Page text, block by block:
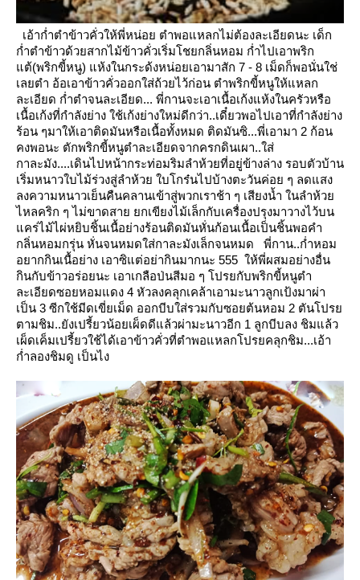
เอ้าก่ำตำข้าวคั่วให้พี่หน่อย ตำพอแหลกไม่ต้องละเอียดนะ เด็ก
ก่ำตำข้าวด้วยสากไม้ข้าวคั่วเริ่มโชยกลิ่นหอม ก่ำไปเอาพริก
ต้(พริกขี้หนู) แห้งในกระด้งหน่อยเอามาสัก 7 - 8 เม็ดก็พอนั่นใช่
เลยตำ อ้อเอาข้าวคั่วออกใส่ถ้วยไว้ก่อน ตำพริกขี้หนูให้แหลก
ละเอียด ก่ำตำจนละเอียด... พี่กานจะเอาเนื้อเก้งแห้งในครัวหรือ
เนื้อเก้งที่กำลังย่าง ช้เก้งย่างใหม่ดีกว่า..เดี๋ยวพอไปเอาที่กำลังย่าง
ร้อน ๆมาให้เอาติดมันหรือเนื้อทั้งหมด ติดมันซิ...พี่เอามา 2 ก้อน
คงพอนะ ตักพริกขี้หนูตำละเอียดจากครกดินเผา..ใส่
กาละมัง....เดินไปหน้ากระท่อมริมลำห้วยที่อยู่ข้างล่าง รอบตัวบ้าน
เริ่มหนาวใบไม้ร่วงสู่ลำห้วย ใบโกร๋นไปบ้างตะวันค่อย ๆ ลดแสง
ลงความหนาวเย็นคืนคลานเข้าสู่พวกเราช้า ๆ เสียงน้ำ นลำห้ว
ไหลคริก ๆ ไม่ขาดสา กเขียงไม้เล็กกับเครื่องปรุงมาวางไว้บน
คร่ไม้ไผ่หยิบชิ้นเนื้อย่างร้อนติดมันหั่นก้อนเนื้อเป็นชิ้นพอคำ
กลิ่นหอมกรุ่น หั่นจนหมดใส่กาละมังเล็กจนหมด
พี่กาน..ก่ำหอม
อยากกินเนื้อย่าง เอาซิแต่อย่ากินมากนะ 555 ให้พี่ผสมอย่างอื่น
กินกับข้าวอร่อยนะ เอาเกลือป่นสีมอ ๆ โปรยกับพริกขี้หนูตำ
ละเอียดซอยหอมแดง 4 หัวลงคลุกเคล้าเอามะนาวลูกเป้งมาผ่า
เป็น 3 ซีกใช้มีดเขี่ยเม็ด ออกบีบใส่รวมกับซอยต้นหอม 2 ตันโปร
ตามชิม..ยังเปรี้ยวน้อยเผ็ดดีแล้วผ่ามะนาวอีก 1 ลูกบีบลง ชิมแล้ว
เผ็ดเค็มเปรี้ยวใช้ได้เอาข้าวคั่วที่ตำพอแหลกโปรยคลุกชิม...เอ้า
ก่ำลองชิมดู เป็นไง